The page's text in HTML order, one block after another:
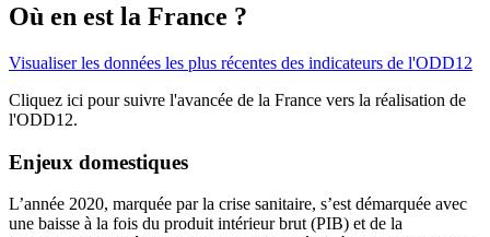
Où en est la France ?
Visualiser les données les plus récentes des indicateurs de l'ODD12
Cliquez ici pour suivre l'avancée de la France vers la réalisation de
l'ODD12.
Enjeux domestiques
L’année 2020, marquée par la crise sanitaire, s’est démarquée avec
une baisse à la fois du produit intérieur brut (PIB) et de la